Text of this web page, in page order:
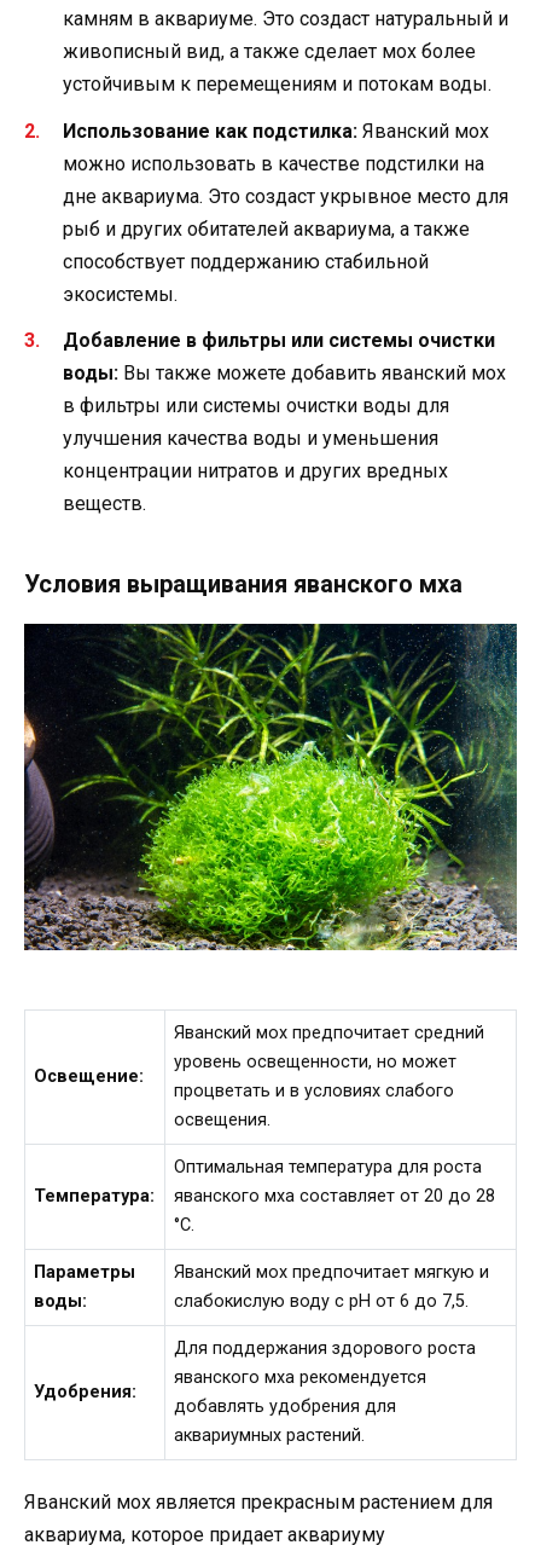
камням в аквариуме. Это создаст натуральный и
живописный вид, а также сделает мох более
устойчивым к перемещениям и потокам воды.
Использование как подстилка: Яванский мох
можно использовать в качестве подстилки на
дне аквариума. Это создаст укрывное место для
рыб и других обитателей аквариума, а также
способствует поддержанию стабильной
экосистемы.
Добавление в фильтры или системы очистки
воды: Вы также можете добавить яванский мох
в фильтры или системы очистки воды для
улучшения качества воды и уменьшения
концентрации нитратов и других вредных
веществ.
Условия выращивания яванского мха
Освещение:
Яванский мох предпочитает средний
уровень освещенности, но может
процветать и в условиях слабого
освещения.
Температура:
Оптимальная температура для роста
яванского мха составляет от 20 до 28
°C.
Параметры
воды:
Яванский мох предпочитает мягкую и
слабокислую воду с pH от 6 до 7,5.
Удобрения:
Для поддержания здорового роста
яванского мха рекомендуется
добавлять удобрения для
аквариумных растений.
Яванский мох является прекрасным растением для
аквариума, которое придает аквариуму